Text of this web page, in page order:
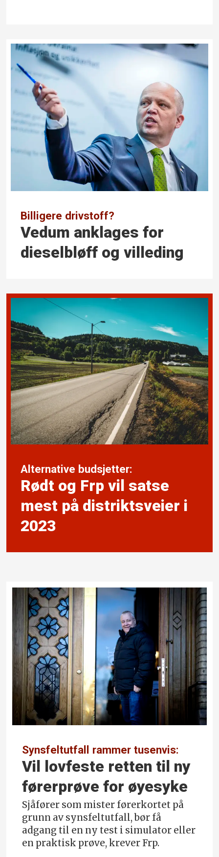
Billigere drivstoff?
Vedum anklages for
diesel­bløff og villeding
Alternative budsjetter:
Rødt og Frp vil satse
mest på distrikts­veier i
2023
Synsfeltutfall rammer tusenvis:
Vil lovfeste retten til ny
førerprøve for øyesyke
Sjåfører som mister førerkortet på
grunn av synsfeltutfall, bør få
adgang til en ny test i simulator eller
en praktisk prøve, krever Frp.